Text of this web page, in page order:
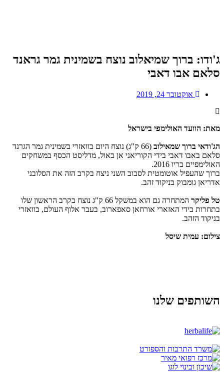
ג'ודו: ברוך שמיאלוב נוצח בשמינית גמר גראנד
סלאם אבו דאבי
אוקטובר 24, 2019
מאת: הוועד האולימפי בישראל
הג'ודאי ברוך שמאילוב
(66 ק"ג) נוצח היום בוואזרי בשמינית גמר הגרנד
סלאם באבו דאבי בידי הקוריאני אן באול, מדליסט הכסף במשחקים
האולימפיים בריו 2016.
ברוך שהעפיל אוטומטית לסבוב השני ניצח בקרב הזה את הסלובני
אדריאן גומבוק בניקוד זהב.
טל פליקר
המתחרה גם הוא במשקל 66 ק"ג נוצח בקרב הראשון שלו
בתחרות בידי האזארי אורחאן סאפארוב, בעבר אלוף העולם, בוואזרי
בניקוד הזהב.
צילום: עמית שיסל
השותפים שלנו